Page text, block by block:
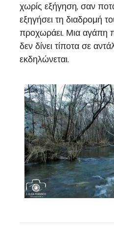
χωρίς εξήγηση, σαν
εξηγήσει τη διαδρομή
προχωράει. Μια αγάπη
δεν δίνει τίποτα σε
εκδηλώνεται.